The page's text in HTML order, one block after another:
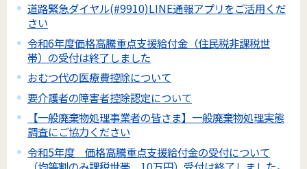
道路緊急ダイヤル(#9910)LINE通報アプリをご活用くだ
さい
令和6年度価格高騰重点支援給付金（住民税非課税世
帯）の受付は終了しました
おむつ代の医療費控除について
要介護者の障害者控除認定について
【一般廃棄物処理事業者の皆さま】一般廃棄物処理実態
調査にご協力ください
令和5年度 価格高騰重点支援給付金の受付について